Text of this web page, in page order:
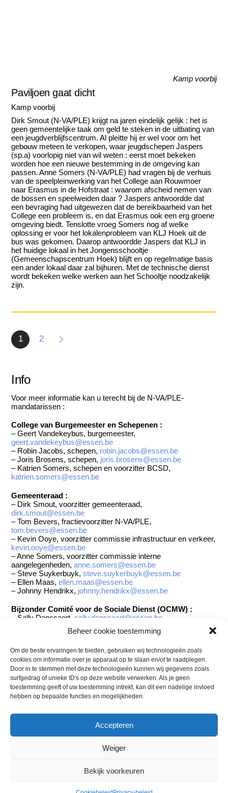
Beheer cookie toestemming
Om de beste ervaringen te bieden, gebruiken wij technologieën zoals
cookies om informatie over je apparaat op te slaan en/of te raadplegen.
Door in te stemmen met deze technologieën kunnen wij gegevens zoals
surfgedrag of unieke ID's op deze website verwerken. Als je geen
toestemming geeft of uw toestemming intrekt, kan dit een nadelige invloed
hebben op bepaalde functies en mogelijkheden.
Accepteren
Weiger
Bekijk voorkeuren
Kamp voorbij
Paviljoen gaat dicht
Kamp voorbij
Dirk Smout (N-VA/PLE) krijgt na jaren eindelijk gelijk : het is
geen gemeentelijke taak om geld te steken in de uitbating van
een jeugdverblijfscentrum. Al pleitte hij er wel voor om het
gebouw meteen te verkopen, waar jeugdschepen Jaspers
(sp.a) voorlopig niet van wil weten : eerst moet bekeken
worden hoe een nieuwe bestemming in de omgeving kan
passen. Anne Somers (N-VA/PLE) had vragen bij de verhuis
van de speelpleinwerking van het College aan Rouwmoer
naar Erasmus in de Hofstraat : waarom afscheid nemen van
de bossen en speelweiden daar ? Jaspers antwoordde dat
een bevraging had uitgewezen dat de bereikbaarheid van het
College een probleem is, en dat Erasmus ook een erg groene
omgeving biedt. Tenslotte vroeg Somers nog af welke
oplossing er voor het lokalenprobleem van KLJ Hoek uit de
bus was gekomen. Daarop antwoordde Jaspers dat KLJ in
het huidige lokaal in het Jongensschooltje
(Gemeenschapscentrum Hoek) blijft en op regelmatige basis
een ander lokaal daar zal bijhuren. Met de technische dienst
wordt bekeken welke werken aan het Schooltje noodzakelijk
zijn.
1 2
Info
Voor meer informatie kan u terecht bij de N-VA/PLE-
mandatarissen :
College van Burgemeester en Schepenen :
– Geert Vandekeybus, burgemeester,
geert.vandekeybus@essen.be
– Robin Jacobs, schepen, robin.jacobs@essen.be
– Joris Brosens, schepen, joris.brosens@essen.be
– Katrien Somers, schepen en voorzitter BCSD,
katrien.somers@essen.be
Gemeenteraad :
– Dirk Smout, voorzitter gemeenteraad,
dirk.smout@essen.be
– Tom Bevers, fractievoorzitter N-VA/PLE,
tom.bevers@essen.be
– Kevin Ooye, voorzitter commissie infrastructuur en verkeer,
kevin.ooye@essen.be
– Anne Somers, voorzitter commissie interne
aangelegenheden,anne.somers@essen.be
– Steve Suykerbuyk,steve.suykerbuyk@essen.be
– Ellen Maas,ellen.maas@essen.be
– Johnny Hendrikx, johnny.hendrikx@essen.be
Bijzonder Comité voor de Sociale Dienst (OCMW) :
– Sally Danssaert,sally.danssaert@essen.be
koen.neelen@essen.be
– Josée Van Doren,josee.vandoren@essen.be
Politieraad :Dirk Smout, Kevin Ooye, Steve Suykerbuyk
Voorzitter N-VA :Steve Suykerbuyk,
steve.suykerbuyk@nvaple.be
Voorzitter PLE :Koen Neelen,koen.neelen@nvaple.be
Top
Website door Billie Branding